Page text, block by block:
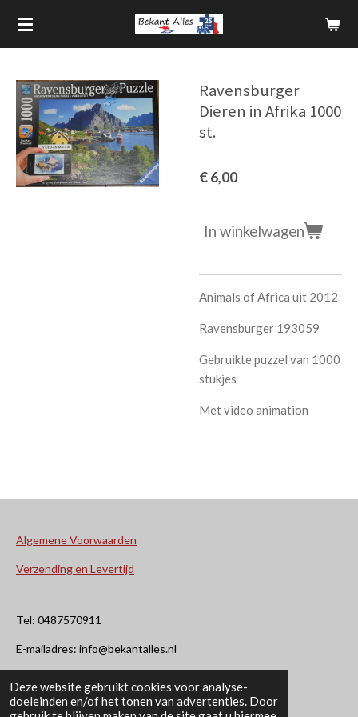
Deze website gebruikt cookies voor analyse-
doeleinden en/of het tonen van advertenties. Door
Ga
direct
hoofdinhoud
Ravensburger
Dieren in Afrika 1000
st.
€ 6,00
In winkelwagen
Animals of Africa uit 2012
Ravensburger 193059
Gebruikte puzzel van 1000
stukjes
Met video animation
Algemene Voorwaarden
Verzending en Levertijd
Tel: 0487570911
E-mailadres: info@bekantalles.nl
Rooysestraat 4